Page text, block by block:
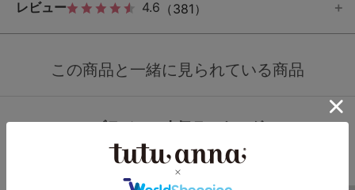
レビュー 4.6 （381）
この商品と一緒に見られている商品
ブラジャー人気ランキング
2